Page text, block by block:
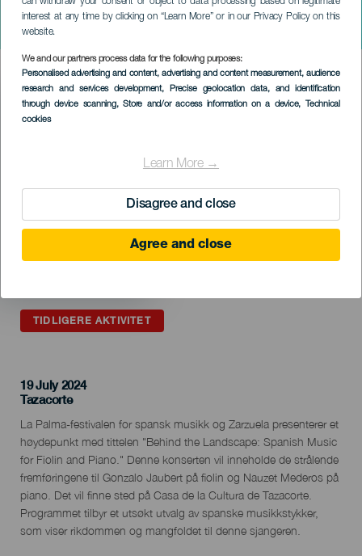
interest at any time by clicking on “Learn More” or in our Privacy Policy on this
website.
We and our partners process data for the following purposes:
Personalised advertising and content, advertising and content measurement, audience
research and services development, Precise geolocation data, and identification
through device scanning, Store and/or access information on a device, Technical
cookies
Learn More →
Disagree and close
Agree and close
La Palma-festivalen for
spansk musikk og Zarzuela
Imagen
Listado
TIDLIGERE AKTIVITET
19 July 2024
Localidad
Tazacorte
Descripción
del
evento
La Palma-festivalen for spansk musikk og Zarzuela presenterer et
høydepunkt med tittelen "Behind the Landscape: Spanish Music
for Fiolin and Piano." Denne konserten vil inneholde de strålende
fremføringene til Gonzalo Jaubert på fiolin og Nauzet Mederos på
piano. Det vil finne sted på Casa de la Cultura de Tazacorte.
Programmet tilbyr et utsøkt utvalg av spanske musikkstykker,
som viser rikdommen og mangfoldet til denne sjangeren.